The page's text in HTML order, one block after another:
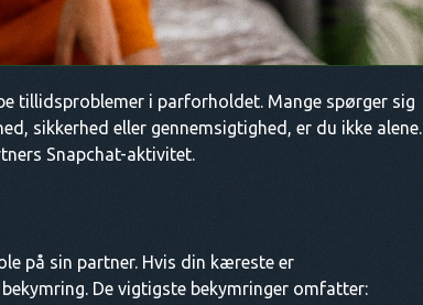
tillidsproblemer i parforholdet. Mange spørger sig
sikkerhed eller gennemsigtighed, er du ikke alene.
Snapchat-aktivitet.
på sin partner. Hvis din kæreste er
De vigtigste bekymringer omfatter: